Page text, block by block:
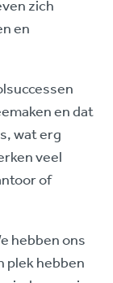
zich
en
en dat
wat erg
veel
of
hebben ons
plek hebben